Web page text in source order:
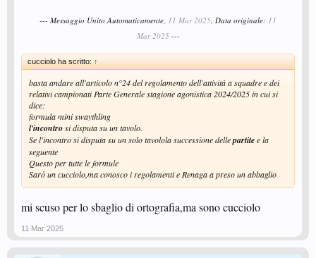
--- Messaggio Unito Automaticamente, 11 Mar 2025, Data originale: 11
Mar 2025 ---
cucciolo ha scritto: ↑
basta andare all'articolo n°24 del regolamento dell'attività a squadre e dei
relativi campionati Parte Generale stagione agonistica 2024/2025 in cui si
dice:
formula mini swaythling
l'incontrosi disputa su un tavolo.
Se l'incontro si disputa su un solo tavolola successione dellepartitee la
seguente
Questo per tutte le formule
Sarò un cucciolo,ma conosco i regolamenti e Renaga a preso un abbaglio
mi scuso per lo sbaglio di ortografia,ma sono cucciolo
11 Mar 2025